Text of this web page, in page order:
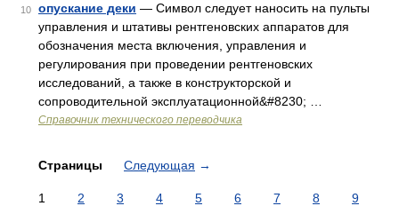
10 опускание деки — Символ следует наносить на пульты
управления и штативы рентгеновских аппаратов для
обозначения места включения, управления и
регулирования при проведении рентгеновских
исследований, а также в конструкторской и
сопроводительной эксплуатационной&#8230; …
Справочник технического переводчика
Страницы Следующая →
1 2 3 4 5 6 7 8
9